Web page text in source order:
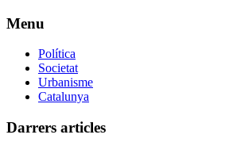
Menu
Política
Societat
Urbanisme
Catalunya
Darrers articles